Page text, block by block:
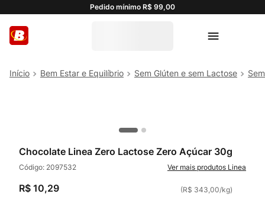
Pedido mínimo R$ 99,00
Bem Estar e Equilíbrio Sem Glúten e sem Lactose
Chocolate Linea Zero Lactose Zero Açúcar 30g
Código: 2097532 Linea
R$ 10,29 (R$ 343,00/kg)